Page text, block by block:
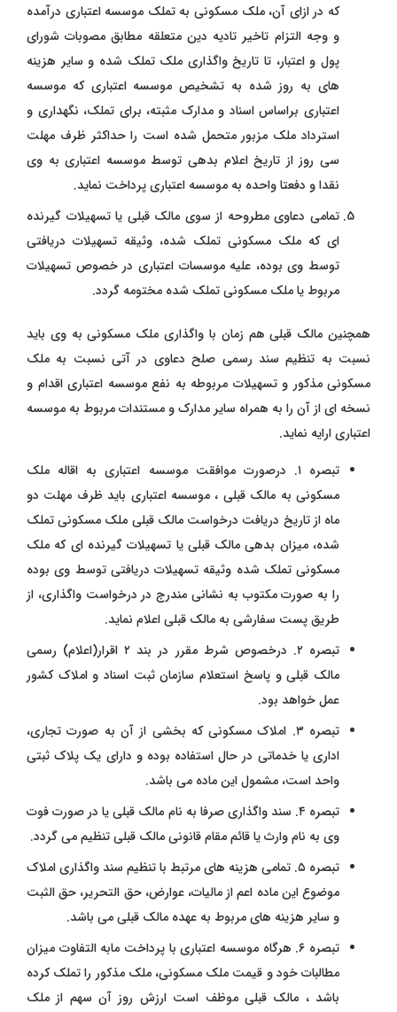
که در ازای آن، ملک مسکونی به تملک موسسه اعتباری درآمده
و وجه التزام تاخیر تادیه دین متعلقه مطابق مصوبات شورای
پول و اعتبار، تا تاریخ واگذاری ملک تملک شده و سایر هزینه
های به روز شده به تشخیص موسسه اعتباری که موسسه
اعتباری براساس اسناد و مدارک مثبته، برای تملک، نگهداری و
استرداد ملک مزبور متحمل شده است را حداکثر ظرف مهلت
سی روز از تاریخ اعلام بدهی توسط موسسه اعتباری به وی
نقدا و دفعتا واحده به موسسه اعتباری پرداخت نماید.
تمامی دعاوی مطروحه از سوی مالک قبلی یا تسهیلات گیرنده
ای که ملک مسکونی تملک شده، وثیقه تسهیلات دریافتی
توسط وی بوده، علیه موسسات اعتباری در خصوص تسهیلات
مربوط یا ملک مسکونی تملک شده مختومه گردد.
همچنین مالک قبلی هم زمان با واگذاری ملک مسکونی به وی باید
نسبت به تنظیم سند رسمی صلح دعاوی در آتی نسبت به ملک
مسکونی مذکور و تسهیلات مربوطه به نفع موسسه اعتباری اقدام و
نسخه ای از آن را به همراه سایر مدارک و مستندات مربوط به موسسه
اعتباری ارایه نماید.
تبصره ۱. درصورت موافقت موسسه اعتباری به اقاله ملک
مسکونی به مالک قبلی ، موسسه اعتباری باید ظرف مهلت دو
ماه از تاریخ دریافت درخواست مالک قبلی ملک مسکونی تملک
شده، میزان بدهی مالک قبلی یا تسهیلات گیرنده ای که ملک
مسکونی تملک شده وثیقه تسهیلات دریافتی توسط وی بوده
را به صورت مکتوب به نشانی مندرج در درخواست واگذاری، از
طریق پست سفارشی به مالک قبلی اعلام نماید.
تبصره ۲. درخصوص شرط مقرر در بند ۲ اقرار(اعلام) رسمی
مالک قبلی و پاسخ استعلام سازمان ثبت اسناد و املاک کشور
عمل خواهد بود.
تبصره ۳. املاک مسکونی که بخشی از آن به صورت تجاری،
اداری یا خدماتی در حال استفاده بوده و دارای یک پلاک ثبتی
واحد است، مشمول این ماده می باشد.
تبصره ۴. سند واگذاری صرفا به نام مالک قبلی یا در صورت فوت
وی به نام وارث یا قائم مقام قانونی مالک قبلی تنظیم می گردد.
تبصره ۵. تمامی هزینه های مرتبط با تنظیم سند واگذاری املاک
موضوع این ماده اعم از مالیات، عوارض، حق التحریر،‌ حق الثبت
و سایر هزینه های مربوط به عهده مالک قبلی می باشد.
تبصره ۶. هرگاه موسسه اعتباری با پرداخت مابه التفاوت میزان
مطالبات خود و قیمت ملک مسکونی، ملک مذکور را تملک کرده
باشد ، مالک قبلی موظف است ارزش روز آن سهم از ملک